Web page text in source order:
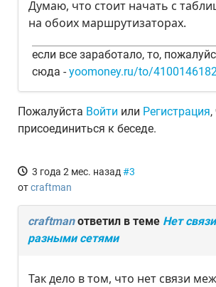
Думаю, что стоит начать с
на обоих маршрутизаторах.
если все заработало, то,
сюда -yoomoney.ru/to/
Пожалуйста Войти или Регистрация
присоединиться к беседе.
3 года 2 мес. назад #3
отcraftman
craftmanответил в теме Нет
разными сетями
Так дело в том, что нет связи